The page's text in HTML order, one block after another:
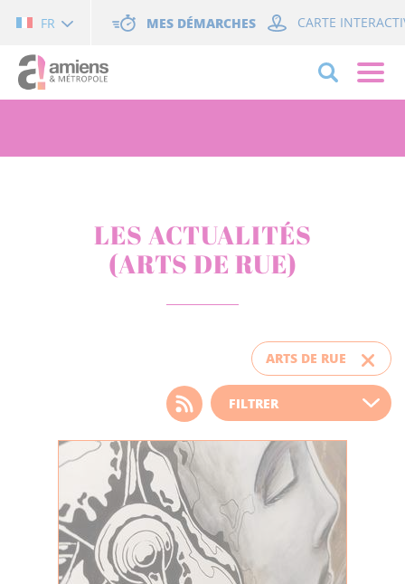
FR MES DÉMARCHES CARTE
LES ACTUALITÉS
(ARTS DE RUE)
ARTS DE RUE
Choisissez votre filtre
d'actualité